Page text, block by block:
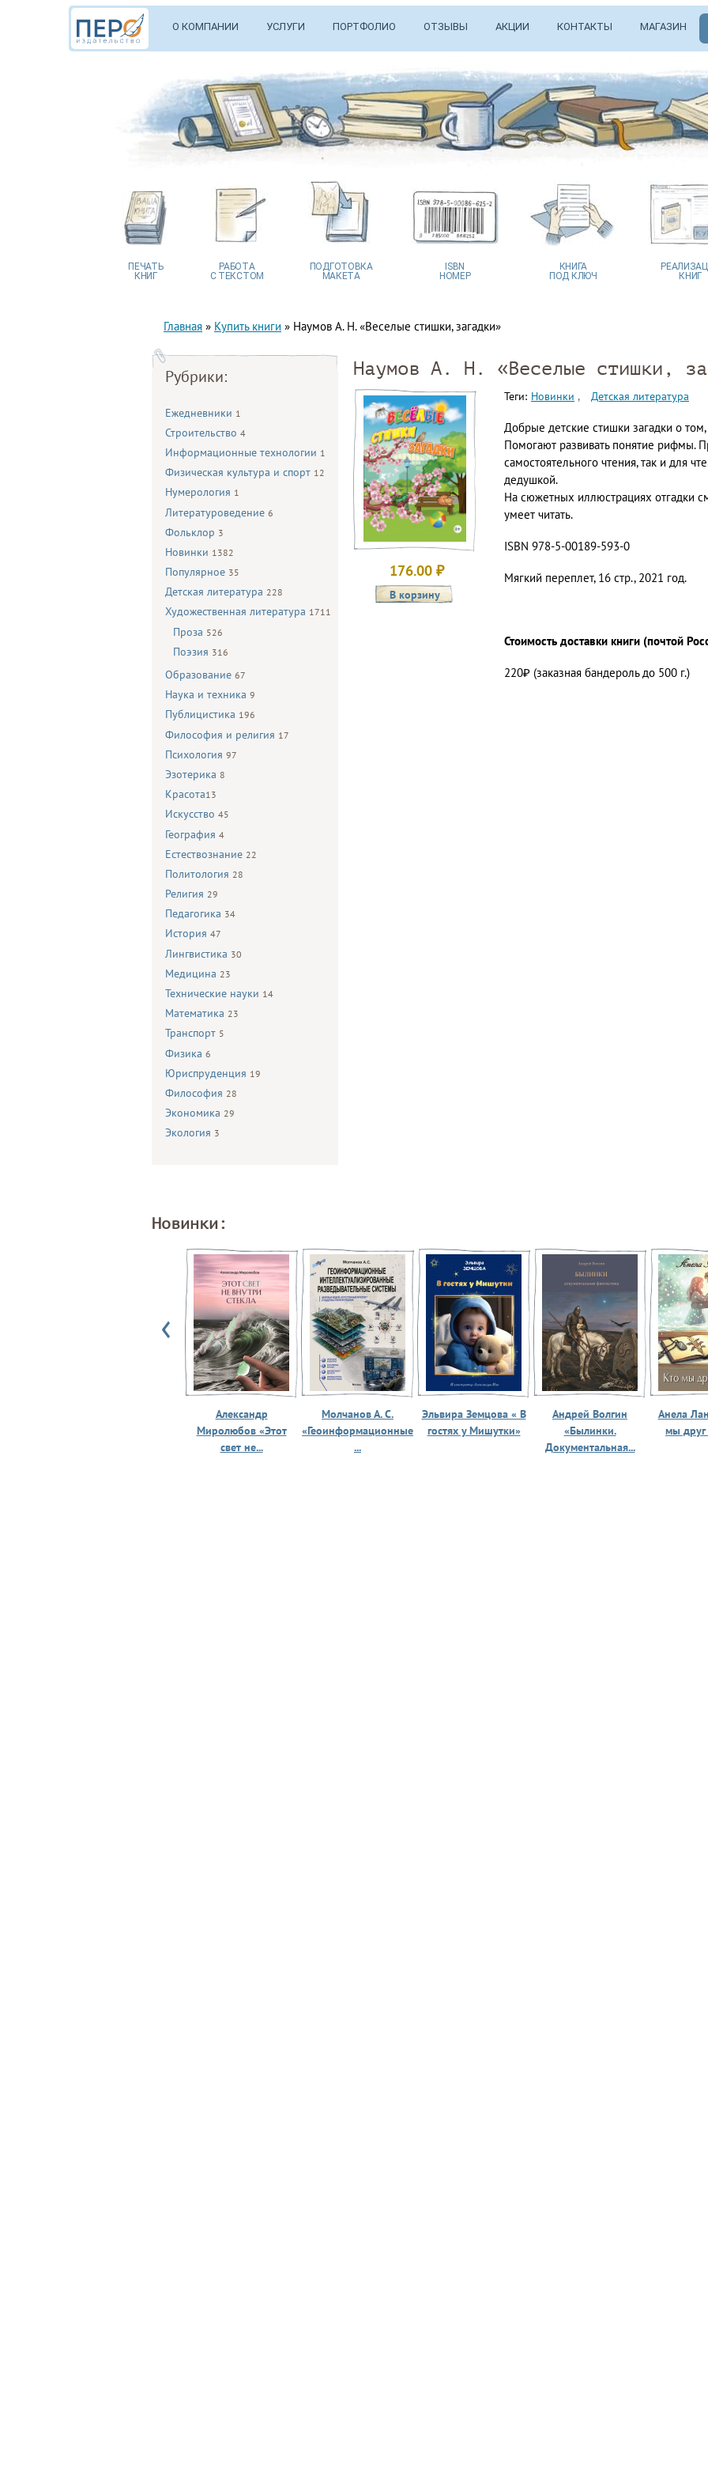
О КОМПАНИИ УСЛУГИ ПОРТФОЛИО ОТЗЫВЫ АКЦИИ КОНТАКТЫ МАГАЗИН
ПЕЧАТЬ
КНИГ
РАБОТА
С ТЕКСТОМ
ПОДГОТОВКА
МАКЕТА
ISBN
НОМЕР
КНИГА
ПОД КЛЮЧ
КНИГ
Главная » Купить книги » Наумов А. Н. «Веселые стишки, загадки»
Рубрики:
Ежедневники 1
Строительство 4
Информационные технологии 1
Физическая культура и спорт 12
Нумерология 1
Литературоведение 6
Фольклор 3
Новинки 1382
Популярное 35
Детская литература 228
Художественная литература 1711
Проза 526
Поэзия 316
Образование 67
Наука и техника 9
Публицистика 196
Философия и религия 17
Психология 97
Эзотерика 8
Красота13
Искусство 45
География 4
Естествознание 22
Политология 28
Религия 29
Педагогика 34
История 47
Лингвистика 30
Медицина 23
Технические науки 14
Математика 23
Транспорт 5
Физика 6
Юриспруденция 19
Философия 28
Экономика 29
Экология 3
Наумов А. Н. «Веселые стишки,
176.00 ₽
Теги: Новинки Детская литература
Добрые детские стишки загадки о том,
Помогают развивать понятие рифмы.
самостоятельного чтения, так и для
дедушкой.
На сюжетных иллюстрациях отгадки
умеет читать.
ISBN 978-5-00189-593-0
Мягкий переплет, 16 стр., 2021 год.
Стоимость доставки книги (почтой
220₽ (заказная бандероль до 500 г.)
Новинки:
Александр
Миролюбов «Этот
свет не...
Молчанов А. С.
«Геоинформационные
...
Эльвира Земцова « В
гостях у Мишутки»
Андрей Волгин
«Былинки.
Документальная...
Анела
мы друг